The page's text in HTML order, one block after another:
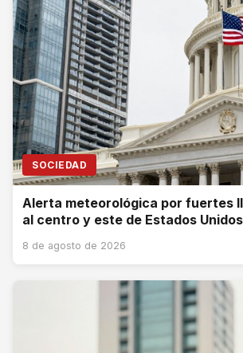
SOCIEDAD
Alerta meteorológica por fuertes
al centro y este de Estados Unidos
8 de agosto de 2026